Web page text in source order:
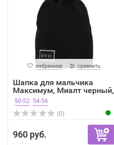
избранное сравнить
Шапка для мальчика
Максимум, Миалт черный,
...
50-52 54-56
(0)
960 руб.